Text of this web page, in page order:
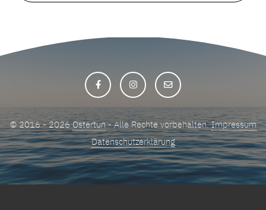
© 2016 - 2026Ostertun- Alle Rechte vorbehalten.Impressum
Datenschutzerklärung